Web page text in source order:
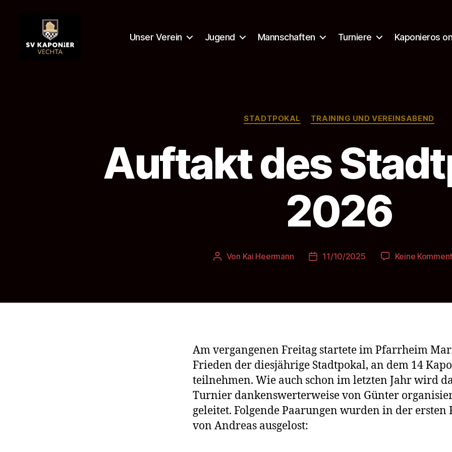
Unser Verein Jugend Mannschaften Turniere Kaponieros
Kategorien
STADTPOKAL TRAINING UND VEREINSABEND
Auftakt des
2026
Beitragsautor
Von Kai Heermann Beitragsdatum
11/10/2025 Keine
Am vergangenen Freitag startete im Pfarrheim
Frieden der diesjährige Stadtpokal, an dem 14
teilnehmen. Wie auch schon im letzten Jahr wird
Turnier dankenswerterweise von Günter
geleitet. Folgende Paarungen wurden in der ersten
von Andreas ausgelost: